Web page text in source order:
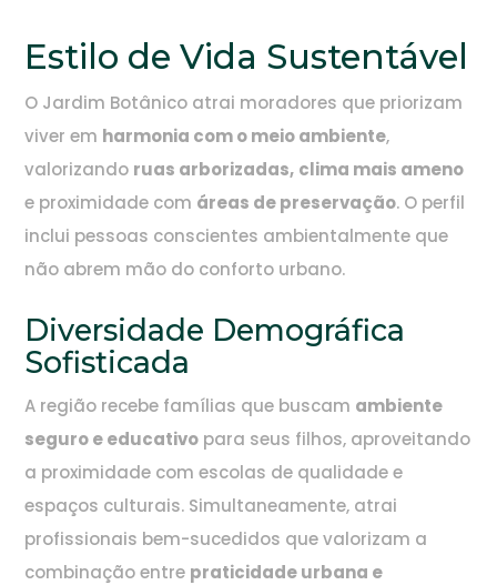
Estilo de Vida Sustentável
O Jardim Botânico atrai moradores que priorizam
viver em harmonia com o meio ambiente,
valorizando ruas arborizadas, clima mais ameno
e proximidade com áreas de preservação. O perfil
inclui pessoas conscientes ambientalmente que
não abrem mão do conforto urbano.
Diversidade Demográfica
Sofisticada
A região recebe famílias que buscam ambiente
seguro e educativo para seus filhos, aproveitando
a proximidade com escolas de qualidade e
espaços culturais. Simultaneamente, atrai
profissionais bem-sucedidos que valorizam a
combinação entre praticidade urbana e